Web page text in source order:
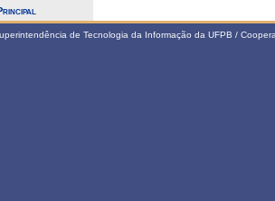
de Tecnologia da Informação da UFPB /